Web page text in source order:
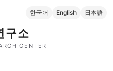
구소
CENTER
한국어 English 日本語